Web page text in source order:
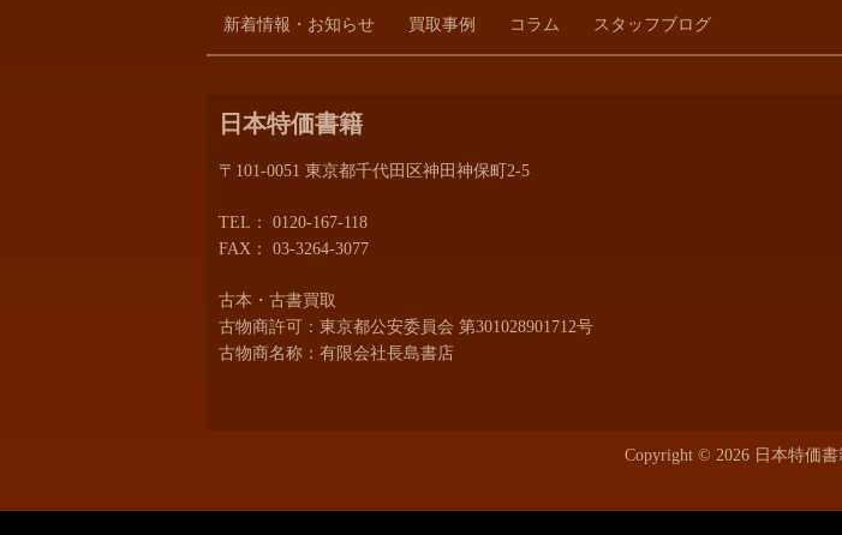
新着情報・お知らせ 買取事例 コラム スタッフブログ
日本特価書籍
〒101-0051 東京都千代田区神田神保町2-5
TEL： 0120-167-118
FAX： 03-3264-3077
古本・古書買取
古物商許可：東京都公安委員会 第301028901712号
古物商名称：有限会社長島書店
Copyright © 2026 日本特価書